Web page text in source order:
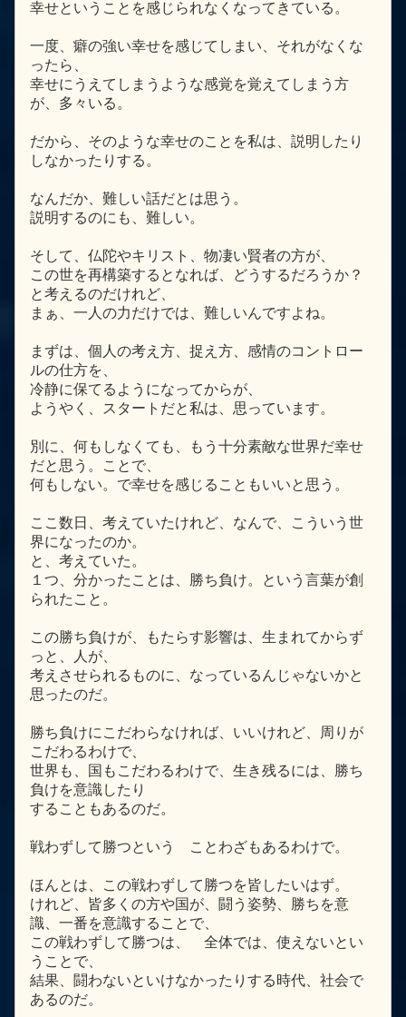
幸せということを感じられなくなってきている。
一度、癖の強い幸せを感じてしまい、それがなくな
ったら、
幸せにうえてしまうような感覚を覚えてしまう方
が、多々いる。
だから、そのような幸せのことを私は、説明したり
しなかったりする。
なんだか、難しい話だとは思う。
説明するのにも、難しい。
そして、仏陀やキリスト、物凄い賢者の方が、
この世を再構築するとなれば、どうするだろうか？
と考えるのだけれど、
まぁ、一人の力だけでは、難しいんですよね。
まずは、個人の考え方、捉え方、感情のコントロー
ルの仕方を、
冷静に保てるようになってからが、
ようやく、スタートだと私は、思っています。
別に、何もしなくても、もう十分素敵な世界だ幸せ
だと思う。ことで、
何もしない。で幸せを感じることもいいと思う。
ここ数日、考えていたけれど、なんで、こういう世
界になったのか。
と、考えていた。
１つ、分かったことは、勝ち負け。という言葉が創
られたこと。
この勝ち負けが、もたらす影響は、生まれてからず
っと、人が、
考えさせられるものに、なっているんじゃないかと
思ったのだ。
勝ち負けにこだわらなければ、いいけれど、周りが
こだわるわけで、
世界も、国もこだわるわけで、生き残るには、勝ち
負けを意識したり
することもあるのだ。
戦わずして勝つという ことわざもあるわけで。
ほんとは、この戦わずして勝つを皆したいはず。
けれど、皆多くの方や国が、闘う姿勢、勝ちを意
識、一番を意識することで、
この戦わずして勝つは、 全体では、使えないとい
うことで、
結果、闘わないといけなかったりする時代、社会で
あるのだ。